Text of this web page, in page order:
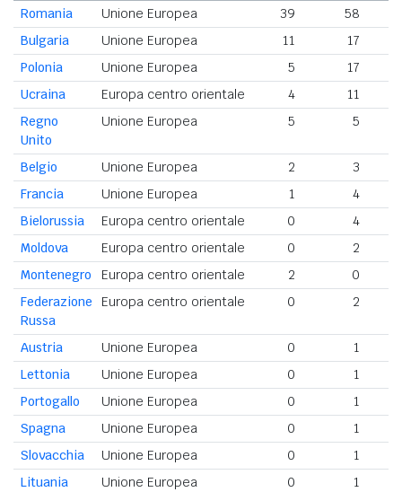
Romania
Unione Europea 39 58
Bulgaria
Unione Europea 11 17
Polonia
Unione Europea 5 17
Ucraina
Europa centro orientale 4 11
Regno
Unito
Unione Europea 5 5
Belgio Unione Europea 2 3
Francia
Unione Europea 1 4
Bielorussia
Europa centro orientale 0
4
Moldova
Europa centro orientale 0
2
Montenegro
Europa centro orientale 2
0
Federazione
Russa
Europa centro orientale 0 2
Austria Unione Europea 0
1
Lettonia
Unione Europea 0
1
Portogallo
Unione Europea 0
1
Spagna
Unione Europea 0
1
Slovacchia
Unione Europea 0
1
Lituania
Unione Europea 0
1